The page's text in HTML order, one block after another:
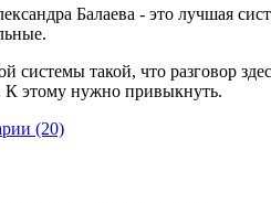
Балаева - это лучшая
системы такой, что разговор
К этому нужно привыкнуть.
(20)